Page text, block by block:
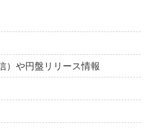
）や円盤リリース情報